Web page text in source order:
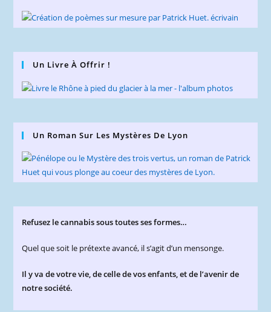
Un Livre À Offrir !
Un Roman Sur Les Mystères De Lyon
Refusez le cannabis sous toutes ses formes…
Quel que soit le prétexte avancé, il s’agit d’un mensonge.
Il y va de votre vie, de celle de vos enfants, et de l’avenir de
notre société.